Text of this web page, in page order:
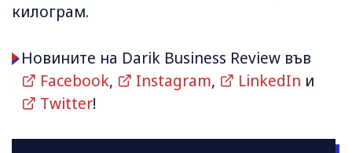
килограм.
Новините на Darik Business Review във
Facebook, Instagram, LinkedIn и
Twitter!